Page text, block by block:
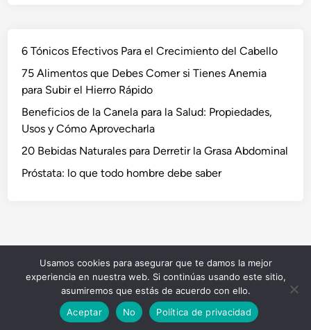
6 Tónicos Efectivos Para el Crecimiento del Cabello
75 Alimentos que Debes Comer si Tienes Anemia
para Subir el Hierro Rápido
Beneficios de la Canela para la Salud: Propiedades,
Usos y Cómo Aprovecharla
20 Bebidas Naturales para Derretir la Grasa Abdominal
Próstata: lo que todo hombre debe saber
Copyright © 2026NaturVida.
Funciona con
WordPress HybridMag
Usamos cookies para asegurar que te damos la mejor
experiencia en nuestra web. Si continúas usando este sitio,
asumiremos que estás de acuerdo con ello.
Aceptar
No Política de privacidad
5 Tés para la Salud Cardiovascular